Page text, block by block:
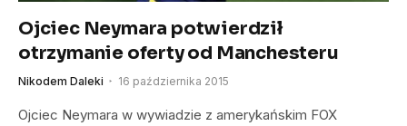
Ojciec Neymara potwierdził
otrzymanie oferty od Manchesteru
Nikodem Daleki 16 października 2015
Ojciec Neymara w wywiadzie z amerykańskim FOX